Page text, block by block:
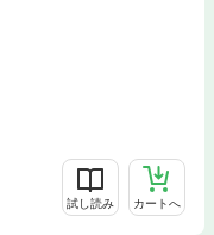
試し読み カートへ